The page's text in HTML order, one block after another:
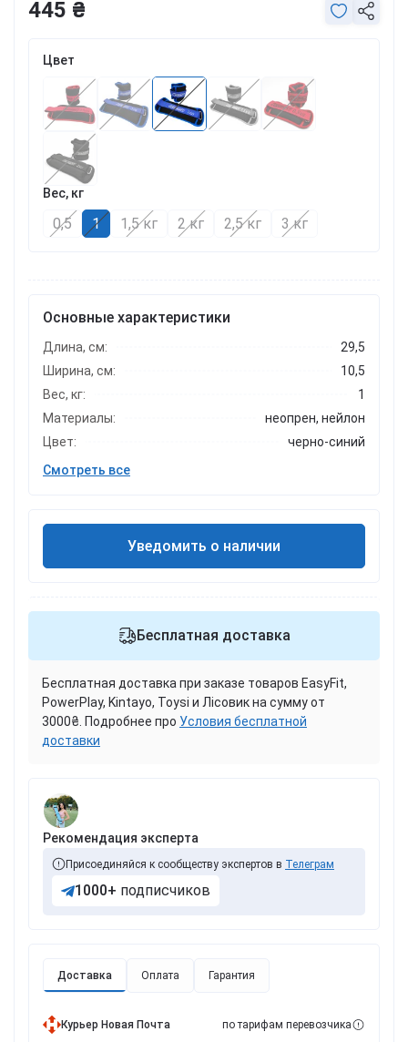
Цвет
Вес, кг
0,5 1 1,5 кг 2 кг 2,5 кг 3 кг
Основные характеристики
Длина, см:
29,5
Ширина, см:
10,5
Вес, кг:
1
Материалы:
неопрен, нейлон
Цвет:
черно-синий
Смотреть все
Доставка Оплата Гарантия
Курьер Новая Почта по тарифам перевозчика
445 ₴
Уведомить о наличии
Бесплатная доставка
Бесплатная доставка при заказе товаров EasyFit,
PowerPlay, Kintayo, Toysi и Лісовик на сумму от
3000₴. Подробнее про Условия бесплатной
доставки
Рекомендация эксперта
Присоединяйся к сообществу экспертов в Телеграм
1000+ подписчиков